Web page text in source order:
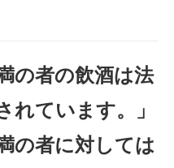
の者の飲酒は法
れています。」
の者に対しては